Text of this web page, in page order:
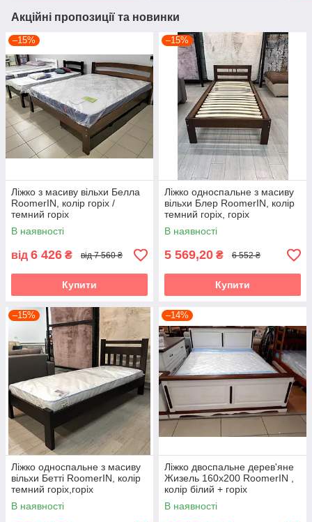
Акційні пропозиції та новинки
–15%
Ліжко з масиву вільхи Белла
RoomerIN, колір горіх /
темний горіх
В наявності
від 6 426 ₴ від 7 560 ₴
Купити
–15%
Ліжко односпальне з масиву
вільхи Блер RoomerIN, колір
темний горіх, горіх
В наявності
5 569,20 ₴ 6 552 ₴
Купити
–15%
Ліжко односпальне з масиву
вільхи Бетті RoomerIN, колір
темний горіх,горіх
В наявності
–14%
Ліжко двоспальне дерев'яне
Жизель 160х200 RoomerIN ,
колір білий + горіх
В наявності